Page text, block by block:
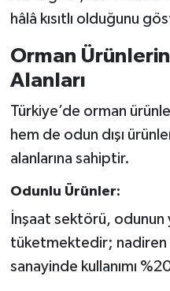
hâlâ kısıtlı olduğunu
Orman
Alanları
Türkiye’de orman
hem de odun dışı
alanlarına sahiptir.
Odunlu Ürünler:
İnşaat sektörü, odunun
tüketmektedir; nadiren
sanayinde kullanımı